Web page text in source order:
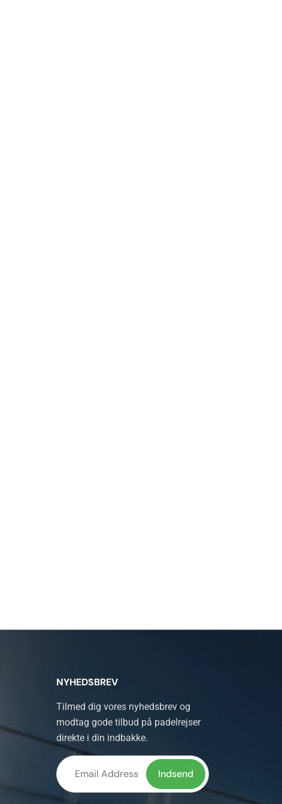
NYHEDSBREV
Tilmed dig vores nyhedsbrev og
modtag gode tilbud på padelrejser
direkte i din indbakke.